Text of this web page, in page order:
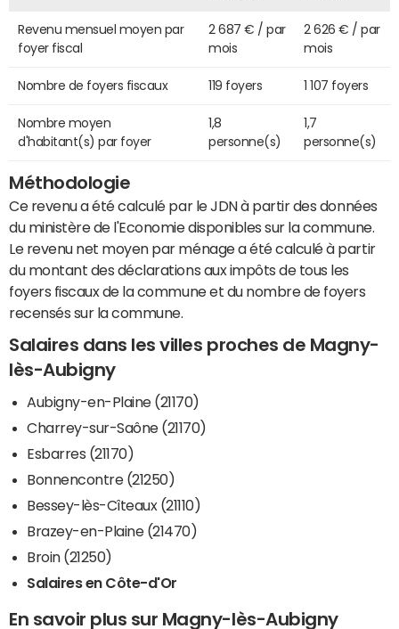
Revenu mensuel moyen par
foyer fiscal
2 687 € / par
mois
2 626 € / par
mois
Nombre de foyers fiscaux 119 foyers 1 107 foyers
Nombre moyen
d'habitant(s) par foyer
1,8
personne(s)
1,7
personne(s)
Méthodologie
Ce revenu a été calculé par le JDN à partir des données
du ministère de l'Economie disponibles sur la commune.
Le revenu net moyen par ménage a été calculé à partir
du montant des déclarations aux impôts de tous les
foyers fiscaux de la commune et du nombre de foyers
recensés sur la commune.
Salaires dans les villes proches de Magny-
lès-Aubigny
Aubigny-en-Plaine (21170)
Charrey-sur-Saône (21170)
Esbarres (21170)
Bonnencontre (21250)
Bessey-lès-Cîteaux (21110)
Brazey-en-Plaine (21470)
Broin (21250)
Salaires en Côte-d'Or
En savoir plus sur Magny-lès-Aubigny